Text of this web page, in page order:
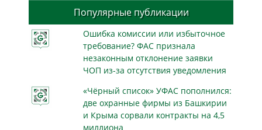
Популярные публикации
Ошибка комиссии или избыточное
требование? ФАС признала
незаконным отклонение заявки
ЧОП из-за отсутствия уведомления
«Чёрный список» УФАС пополнился:
две охранные фирмы из Башкирии
и Крыма сорвали контракты на 4,5
миллиона